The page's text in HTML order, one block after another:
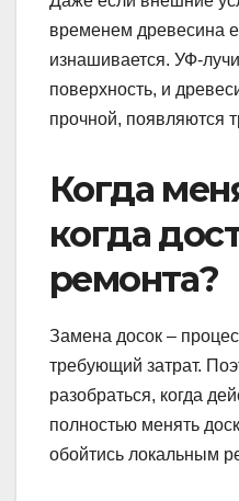
временем древесина
изнашивается. УФ-
поверхность, и
прочной, появляются
Когда
когда
ремонта?
Замена досок –
требующий затрат.
разобраться, когда
полностью менять
обойтись локальным